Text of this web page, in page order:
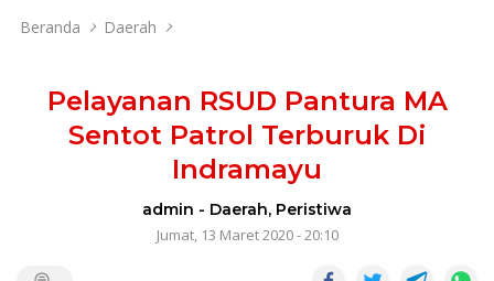
Beranda Daerah
Pelayanan RSUD Pantura MA
Sentot Patrol Terburuk Di
Indramayu
admin - Daerah, Peristiwa
Jumat, 13 Maret 2020 - 20:10